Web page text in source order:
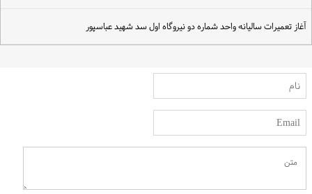
آغاز تعمیرات سالیانه واحد شماره دو نیروگاه اول سد شهید عباسپور